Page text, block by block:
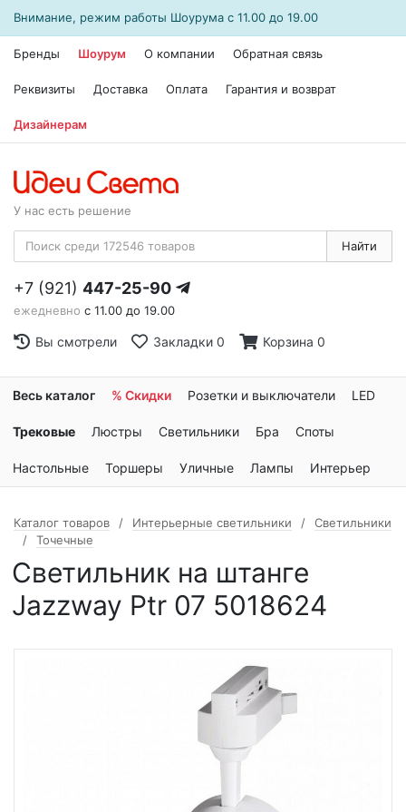
Внимание, режим работы Шоурума с 11.00 до 19.00
Бренды Шоурум О компании Обратная связь
Реквизиты Доставка Оплата Гарантия и возврат
Дизайнерам
У нас есть решение
Найти
+7 (921) 447-25-90
ежедневно с 11.00 до 19.00
Вы смотрели Закладки 0 Корзина 0
Весь каталог % Скидки Розетки и выключатели LED
Трековые Люстры Светильники Бра Споты
Настольные Торшеры Уличные Лампы Интерьер
Каталог товаров Интерьерные светильники
Светильники
Точечные
Светильник на штанге
Jazzway Ptr 07 5018624